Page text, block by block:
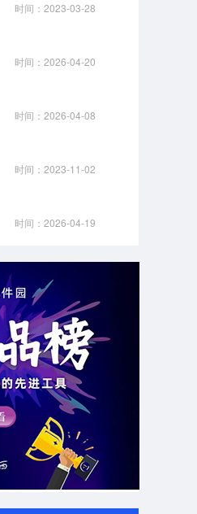
时间：2023-03-28
时间：2026-04-20
时间：2026-04-08
时间：2023-11-02
时间：2026-04-19